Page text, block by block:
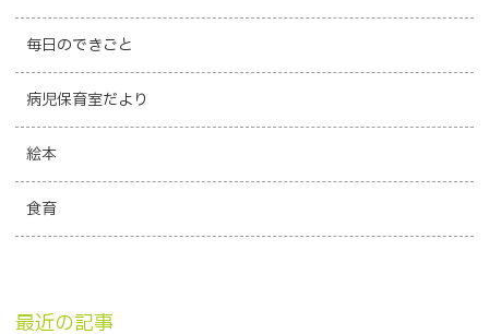
毎日のできごと
病児保育室だより
絵本
食育
最近の記事